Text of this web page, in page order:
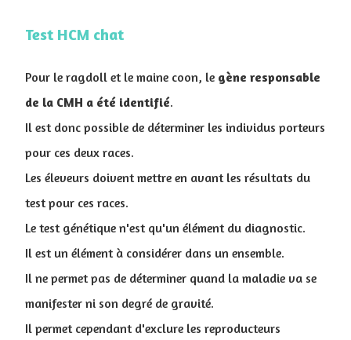
Test HCM chat
Pour le ragdoll et le maine coon, le gène responsable
de la CMH a été identifié.
Il est donc possible de déterminer les individus porteurs
pour ces deux races.
Les éleveurs doivent mettre en avant les résultats du
test pour ces races.
Le test génétique n'est qu'un élément du diagnostic.
Il est un élément à considérer dans un ensemble.
Il ne permet pas de déterminer quand la maladie va se
manifester ni son degré de gravité.
Il permet cependant d'exclure les reproducteurs